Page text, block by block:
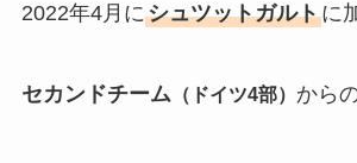
2022年4月にシュツットガルトに
セカンドチーム （ドイツ4部） から